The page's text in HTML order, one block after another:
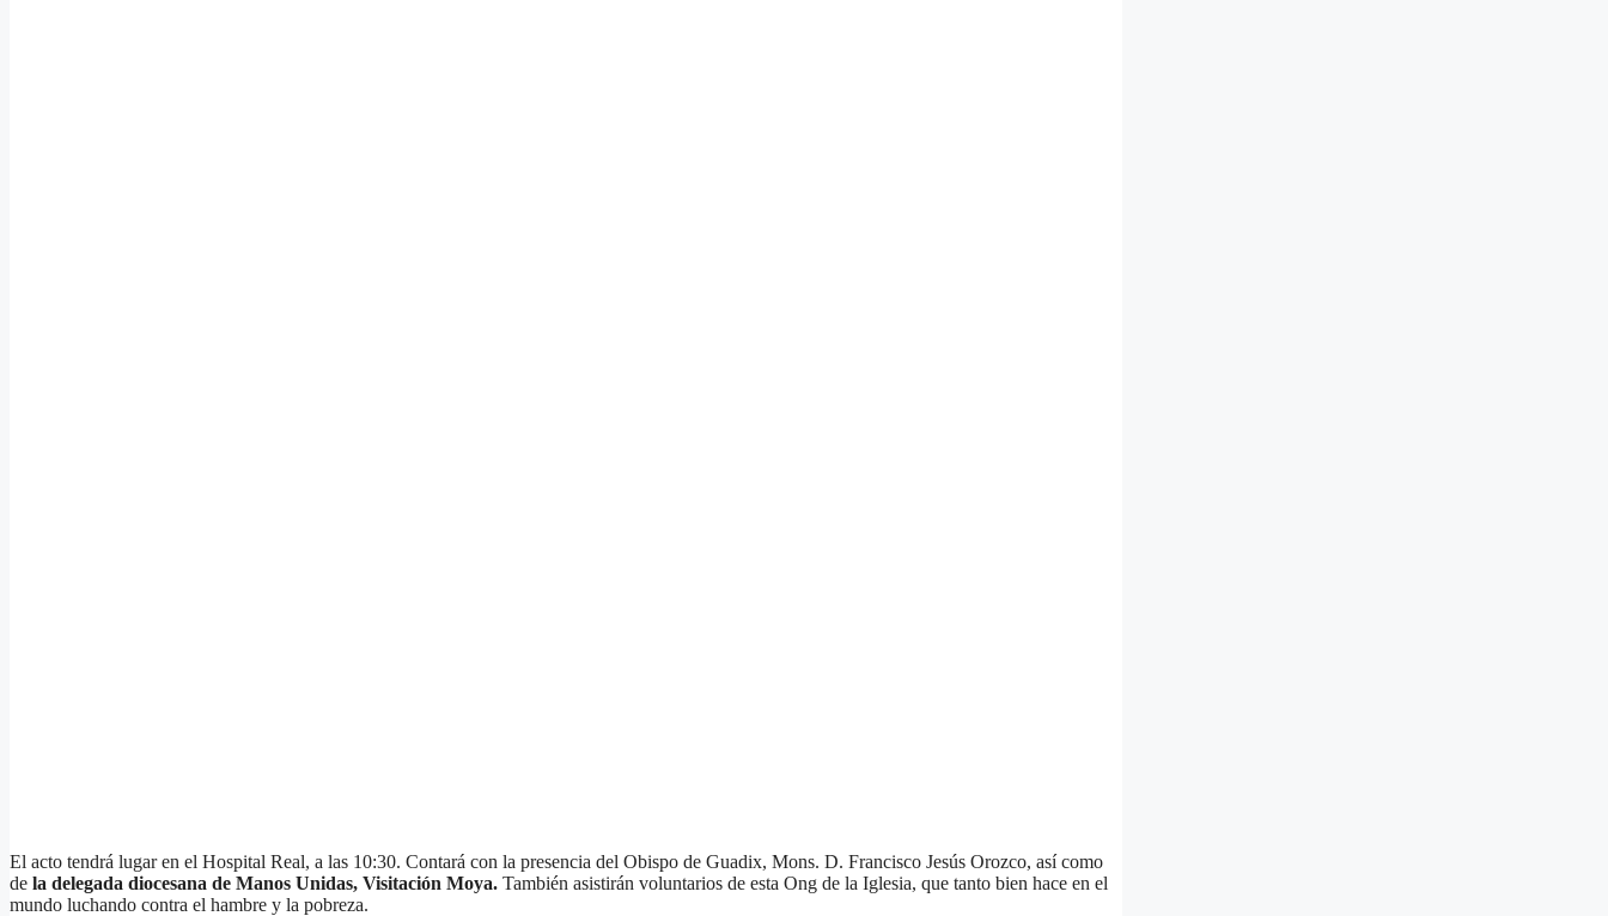
El acto tendrá lugar en el Hospital Real, a las 10:30. Contará con la presencia del Obispo de Guadix, Mons. D. Francisco Jesús Orozco, así como
de la delegada diocesana de Manos Unidas, Visitación Moya. También asistirán voluntarios de esta Ong de la Iglesia, que tanto bien hace en el
mundo luchando contra el hambre y la pobreza.